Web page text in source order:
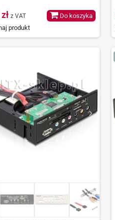
z VAT
produkt
Do koszyka